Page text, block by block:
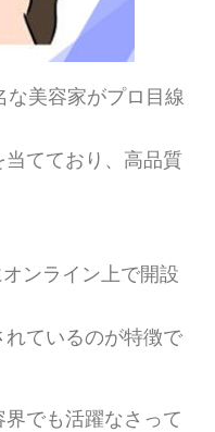
な美容家がプロ目線
てており、高品質
オンライン上で開設
ているのが特徴で
でも活躍なさって